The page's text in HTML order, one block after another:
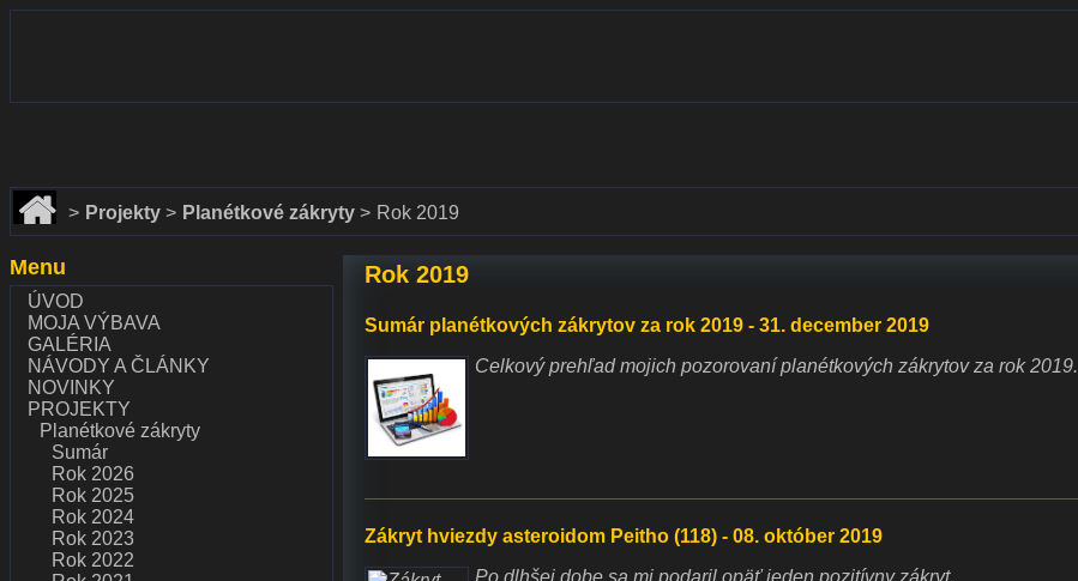
Rok 2019
Sumár planétkových zákrytov za rok 2019 - 31. december 2019
Celkový prehľad mojich pozorovaní planétkových zákrytov za rok 2019.
Zákryt hviezdy asteroidom Peitho (118) - 08. október 2019
Po dlhšej dobe sa mi podaril opäť jeden pozitívny zákryt.
Menu
ÚVOD
MOJA VÝBAVA
GALÉRIA
NÁVODY A ČLÁNKY
NOVINKY
PROJEKTY
Planétkové zákryty
Sumár
Rok 2026
Rok 2025
Rok 2024
Rok 2023
Rok 2022
Domov
Projekty Planétkové zákryty Rok 2019